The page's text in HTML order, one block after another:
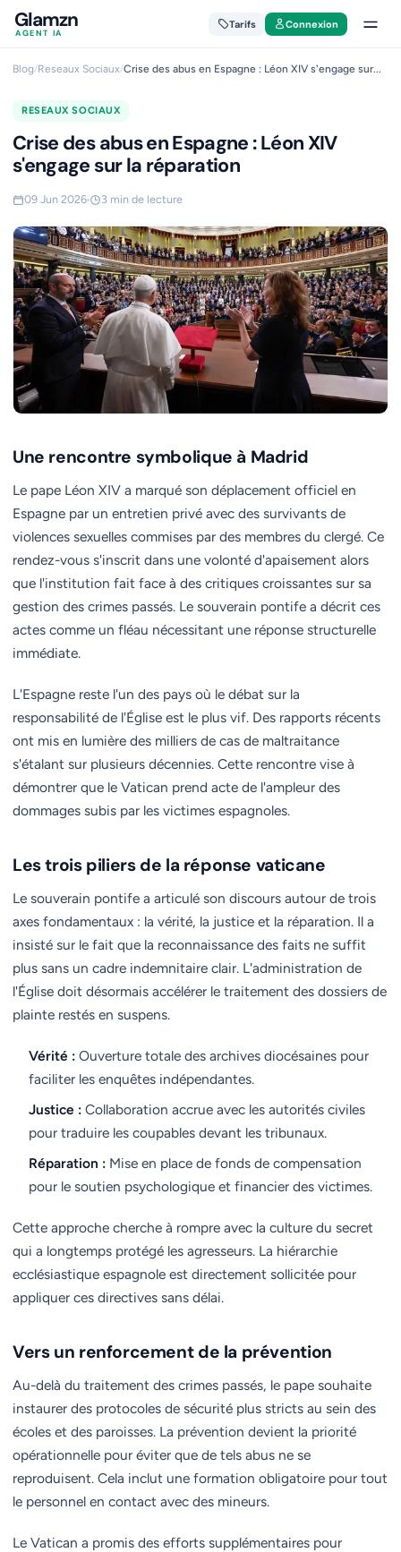
Glamzn
AGENT IA
Tarifs Connexion
Blog/Reseaux Sociaux/Crise des abus en Espagne : Léon XIV s'engage sur...
RESEAUX SOCIAUX
Crise des abus en Espagne : Léon XIV
s'engage sur la réparation
09 Jun 2026 3 min de lecture
Une rencontre symbolique à Madrid
Le pape Léon XIV a marqué son déplacement officiel en
Espagne par un entretien privé avec des survivants de
violences sexuelles commises par des membres du clergé. Ce
rendez-vous s'inscrit dans une volonté d'apaisement alors
que l'institution fait face à des critiques croissantes sur sa
gestion des crimes passés. Le souverain pontife a décrit ces
actes comme un fléau nécessitant une réponse structurelle
immédiate.
L'Espagne reste l'un des pays où le débat sur la
responsabilité de l'Église est le plus vif. Des rapports récents
ont mis en lumière des milliers de cas de maltraitance
s'étalant sur plusieurs décennies. Cette rencontre vise à
démontrer que le Vatican prend acte de l'ampleur des
dommages subis par les victimes espagnoles.
Les trois piliers de la réponse vaticane
Le souverain pontife a articulé son discours autour de trois
axes fondamentaux : la vérité, la justice et la réparation. Il a
insisté sur le fait que la reconnaissance des faits ne suffit
plus sans un cadre indemnitaire clair. L'administration de
l'Église doit désormais accélérer le traitement des dossiers de
plainte restés en suspens.
Vérité : Ouverture totale des archives diocésaines pour
faciliter les enquêtes indépendantes.
Justice : Collaboration accrue avec les autorités civiles
pour traduire les coupables devant les tribunaux.
Réparation : Mise en place de fonds de compensation
pour le soutien psychologique et financier des victimes.
Cette approche cherche à rompre avec la culture du secret
qui a longtemps protégé les agresseurs. La hiérarchie
ecclésiastique espagnole est directement sollicitée pour
appliquer ces directives sans délai.
Vers un renforcement de la prévention
Au-delà du traitement des crimes passés, le pape souhaite
instaurer des protocoles de sécurité plus stricts au sein des
écoles et des paroisses. La prévention devient la priorité
opérationnelle pour éviter que de tels abus ne se
reproduisent. Cela inclut une formation obligatoire pour tout
le personnel en contact avec des mineurs.
Le Vatican a promis des efforts supplémentaires pour